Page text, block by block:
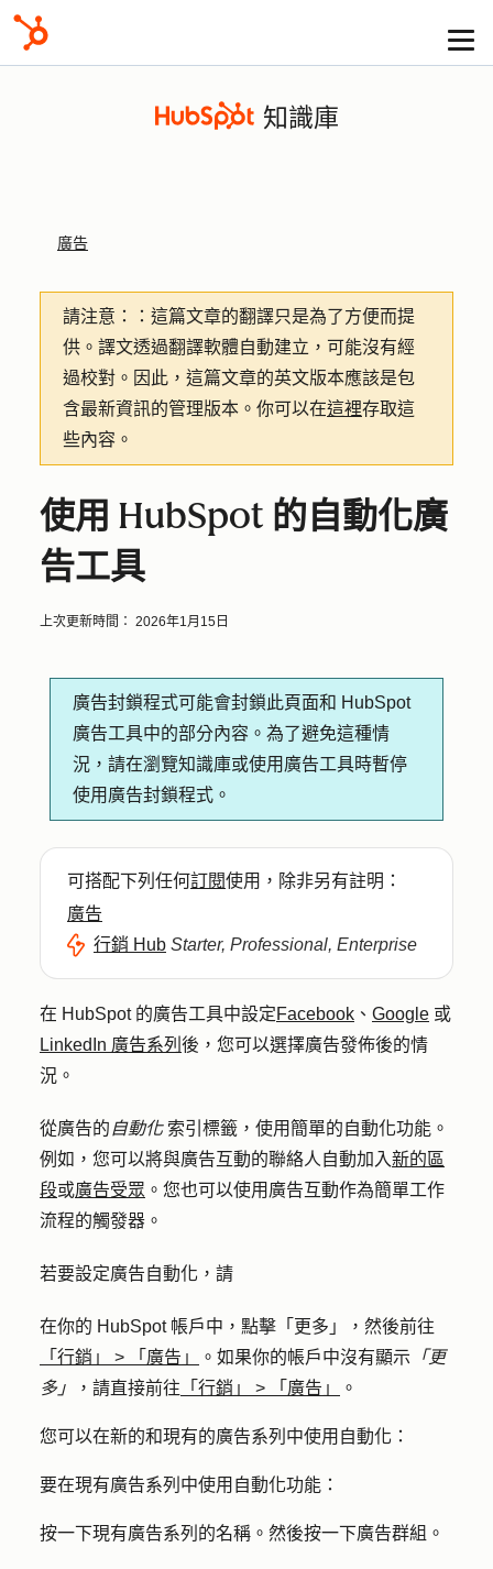
知識庫
廣告
請注意：
：這篇文章的翻譯只是為了方便而提
供。譯文透過翻譯軟體自動建立，可能沒有經
過校對。因此，這篇文章的英文版本應該是包
含最新資訊的管理版本。你可以在這裡存取這
些內容。
使用 HubSpot 的自動化廣
告工具
上次更新時間： 2026年1月15日
廣告封鎖程式可能會封鎖此頁面和 HubSpot
廣告工具中的部分內容。為了避免這種情
況，請在瀏覽知識庫或使用廣告工具時暫停
使用廣告封鎖程式。
可搭配下列任何訂閱使用，除非另有註明：
廣告
行銷 Hub Starter, Professional, Enterprise
在 HubSpot 的廣告工具中設定Facebook 、 Google 或
LinkedIn 廣告系列 後，您可以選擇廣告發佈後的情
況。
從廣告的 自動化 索引標籤，使用簡單的自動化功能。
例如，您可以將與廣告互動的聯絡人自動加入新的區
段或廣告受眾 。您也可以使用廣告互動作為簡單工作
流程的觸發器。
若要設定廣告自動化，請
在你的 HubSpot 帳戶中，點擊 「更多」
，然後前往
「行銷」
> 「廣告」 。如果你的帳戶中沒有顯示 「更
多」
，請直接前往 「行銷」 > 「廣告」 。
您可以在新的和現有的廣告系列中使用自動化：
要在現有廣告系列中使用自動化功能：
按一下現有廣告系列的名稱 。然後按一下廣告群組 。